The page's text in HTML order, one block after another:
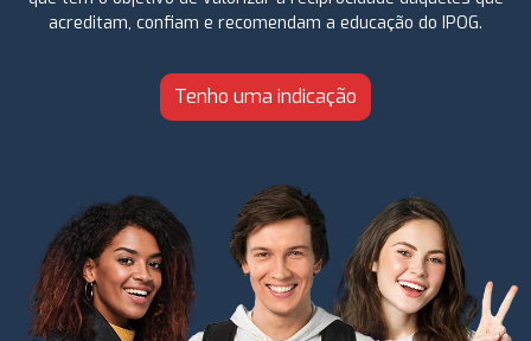
acreditam, confiam e recomendam a educação do IPOG.
Tenho uma indicação